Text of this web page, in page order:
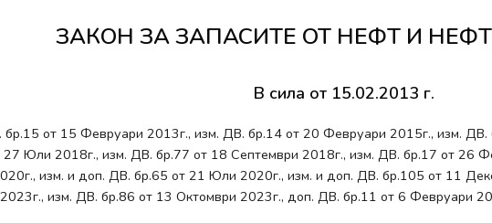
ЗАКОН ЗА ЗАПАСИТЕ ОТ НЕФТ И
В сила от 15.02.2013 г.
от 15 Февруари 2013г., изм. ДВ. бр.14 от 20 Февруари 2015г., изм.
27 Юли 2018г., изм. ДВ. бр.77 от 18 Септември 2018г., изм. ДВ. бр.17 от 26
изм. и доп. ДВ. бр.65 от 21 Юли 2020г., изм. и доп. ДВ. бр.105 от 11
изм. ДВ. бр.86 от 13 Октомври 2023г., доп. ДВ. бр.11 от 6 Февруари